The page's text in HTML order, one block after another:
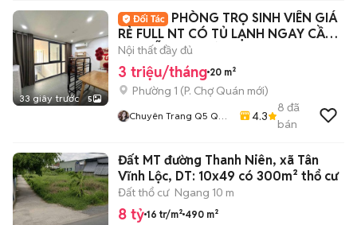
33 giây trước 5
PHÒNG TRỌ SINH VIÊN GIÁ
RẺ FULL NT CÓ TỦ LẠNH NGAY CẦU
NGUYỄN VĂN CỪ
Nội thất đầy đủ
3 triệu/tháng 20 m²
Phường 1 (P. Chợ Quán mới)
Chuyên Trang Q5 Q6
4.3
8 đã
bán
Đất MT đường Thanh Niên, xã Tân
Vĩnh Lộc, DT: 10x49 có 300m² thổ cư
Đất thổ cư Ngang 10 m
8 tỷ 16 tr/m² 490 m²